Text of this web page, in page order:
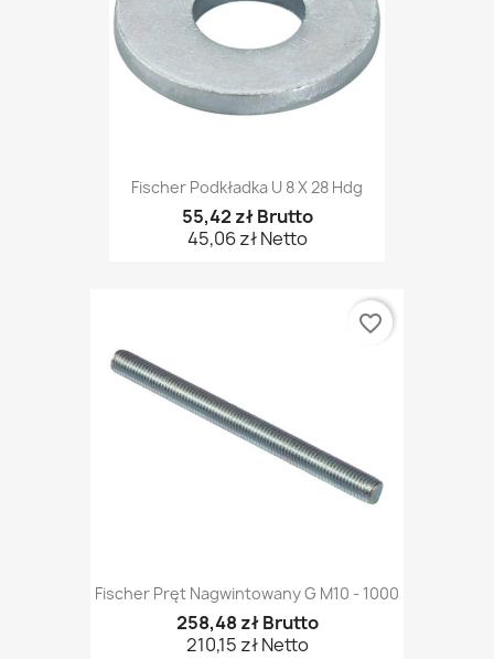
Fischer Podkładka U 8 X 28 Hdg
55,42 zł Brutto
45,06 zł Netto
Fischer Pręt Nagwintowany G M10 - 1000
258,48 zł Brutto
210,15 zł Netto
favorite_border